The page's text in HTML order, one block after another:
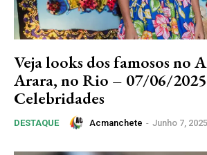
Veja looks dos famosos no
Arara, no Rio – 07/06/
Celebridades
DESTAQUE Acmanchete - Junho 7, 2025